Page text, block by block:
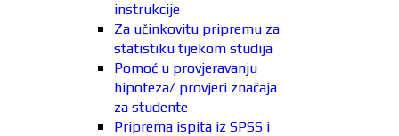
instrukcije
Za učinkovitu pripremu za
statistiku tijekom studija
Pomoć u provjeravanju
hipoteza/ provjeri značaja
za studente
Priprema ispita iz SPSS i